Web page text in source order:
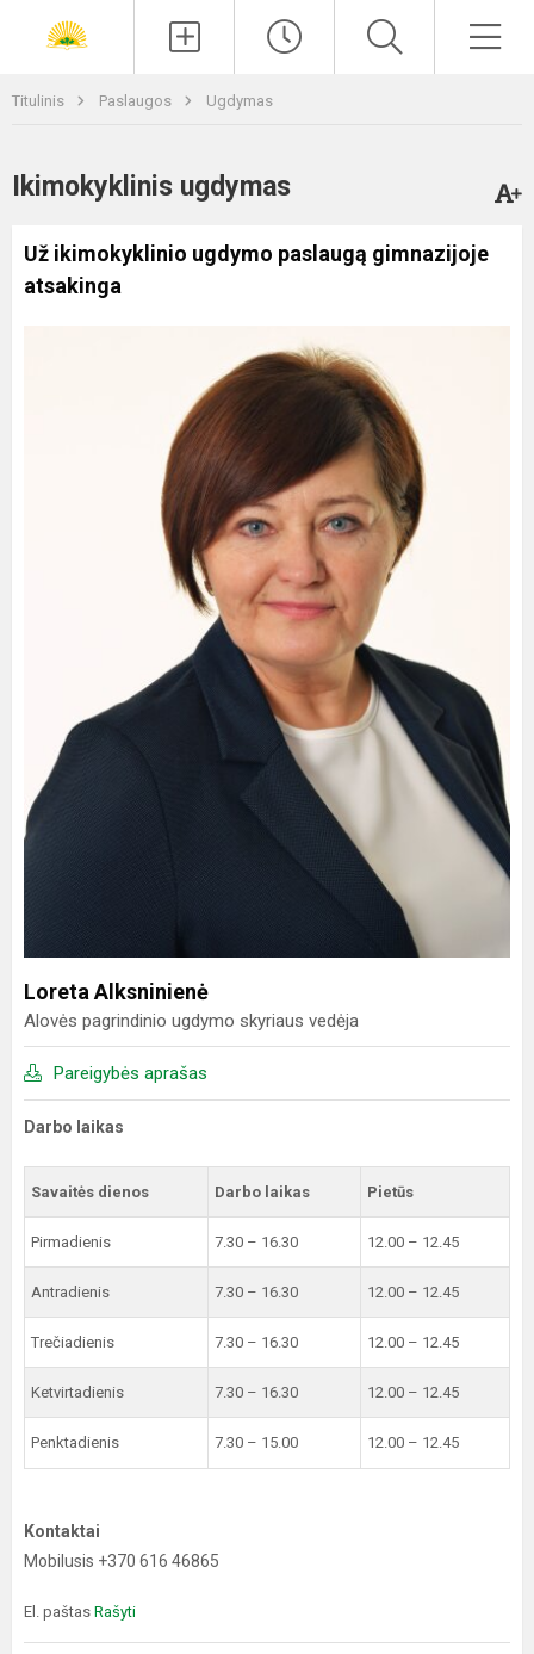
Titulinis Paslaugos Ugdymas
Ikimokyklinis ugdymas
Už ikimokyklinio ugdymo paslaugą gimnazijoje
atsakinga
Loreta Alksninienė
Alovės pagrindinio ugdymo skyriaus vedėja
Pareigybės aprašas
Darbo laikas
Savaitės dienos Darbo laikas Pietūs
Pirmadienis 7.30 – 16.30 12.00 – 12.45
Antradienis 7.30 – 16.30 12.00 – 12.45
Trečiadienis 7.30 – 16.30 12.00 – 12.45
Ketvirtadienis 7.30 – 16.30 12.00 – 12.45
Penktadienis 7.30 – 15.00 12.00 – 12.45
Kontaktai
Mobilusis +370 616 46865
El. paštas Rašyti